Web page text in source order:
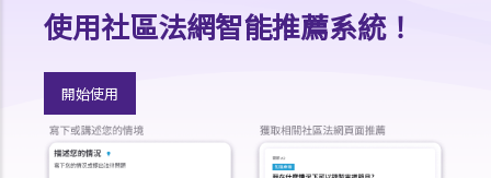
2. 我正考慮把現有的人壽保險保單轉到另一間保險公司，我需考慮哪些
因素？我可向誰徵詢意見？
3. 我如何在購買長期保險保單前，得知該保單的利益說明?
4. 我為何需要在購買長期保險保單前，提供資料以填寫財務需要分析報
5. 人壽保險的「可爭議期」是甚麼？
使用社區法網智能推薦系統！
開始使用